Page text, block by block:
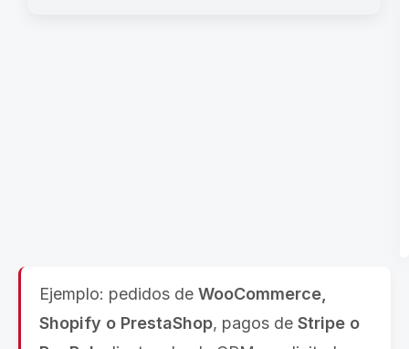
Ejemplo: pedidos de WooCommerce,
Shopify o PrestaShop, pagos de Stripe o